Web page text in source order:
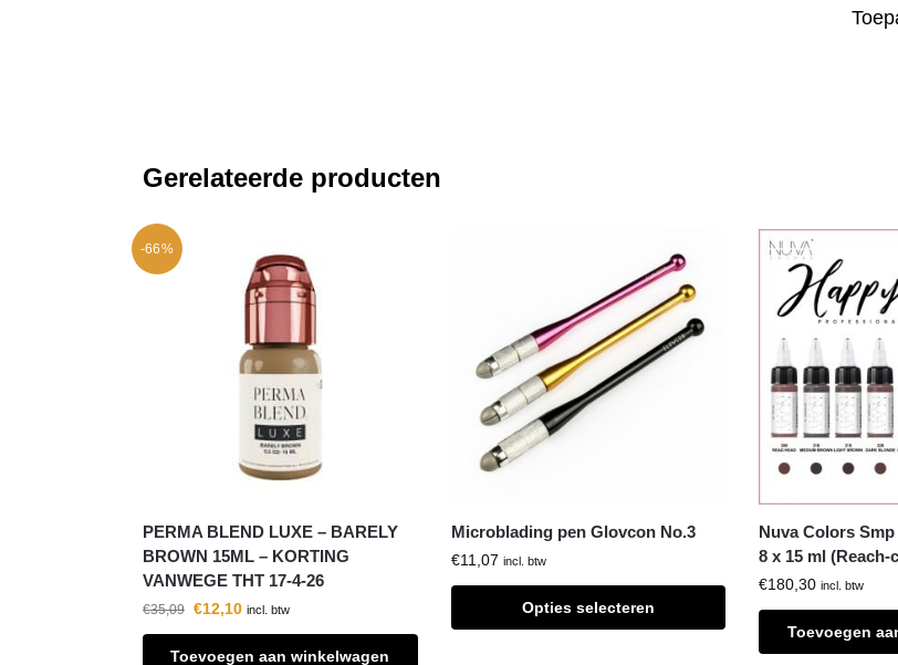
Gerelateerde producten
-66%
PERMA BLEND LUXE – BARELY
BROWN 15ML – KORTING
VANWEGE THT 17-4-26
€35,09 €12,10 incl. btw
Toevoegen aan winkelwagen
Microblading pen Glovcon No.3
€11,07 incl. btw
Opties selecteren
Nuva Colors
8 x 15 ml
€180,30 incl. btw
Toevoegen